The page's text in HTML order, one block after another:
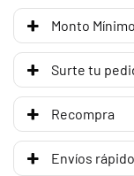
Monto Mínimo
Surte tu
Recompra
Envíos